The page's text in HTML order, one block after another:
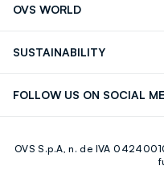
OVS WORLD
SUSTAINABILITY
FOLLOW US ON SOCIAL
Youtube
OVS S.p.A, n. de IVA